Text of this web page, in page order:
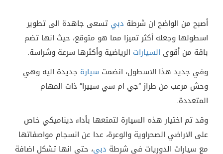
أصبح من الواضح ان شرطة دبي تسعى جاهدة الى تطوير
اسطولها وجعله أكثر تميزا مما هو متوقع، حيث انها تضم
باقة من أقوى السيارات الرياضية وأكثرها سرعة وشراسة.
وفي جديد هذا الاسطول، انضمت سيارة جديدة اليه وهي
وحش مرعب من طراز “جي ام سي سييرا” ذات المهام
المتعددة.
وقد تم اختيار هذه السيارة لتمتعها بأداء ديناميكي خاص
على الاراضي الصحراوية والوعرة، عدا عن انسجام مواصفاتها
مع سيارات الدوريات في شرطة دبي، حتى انها تشكل اضافة